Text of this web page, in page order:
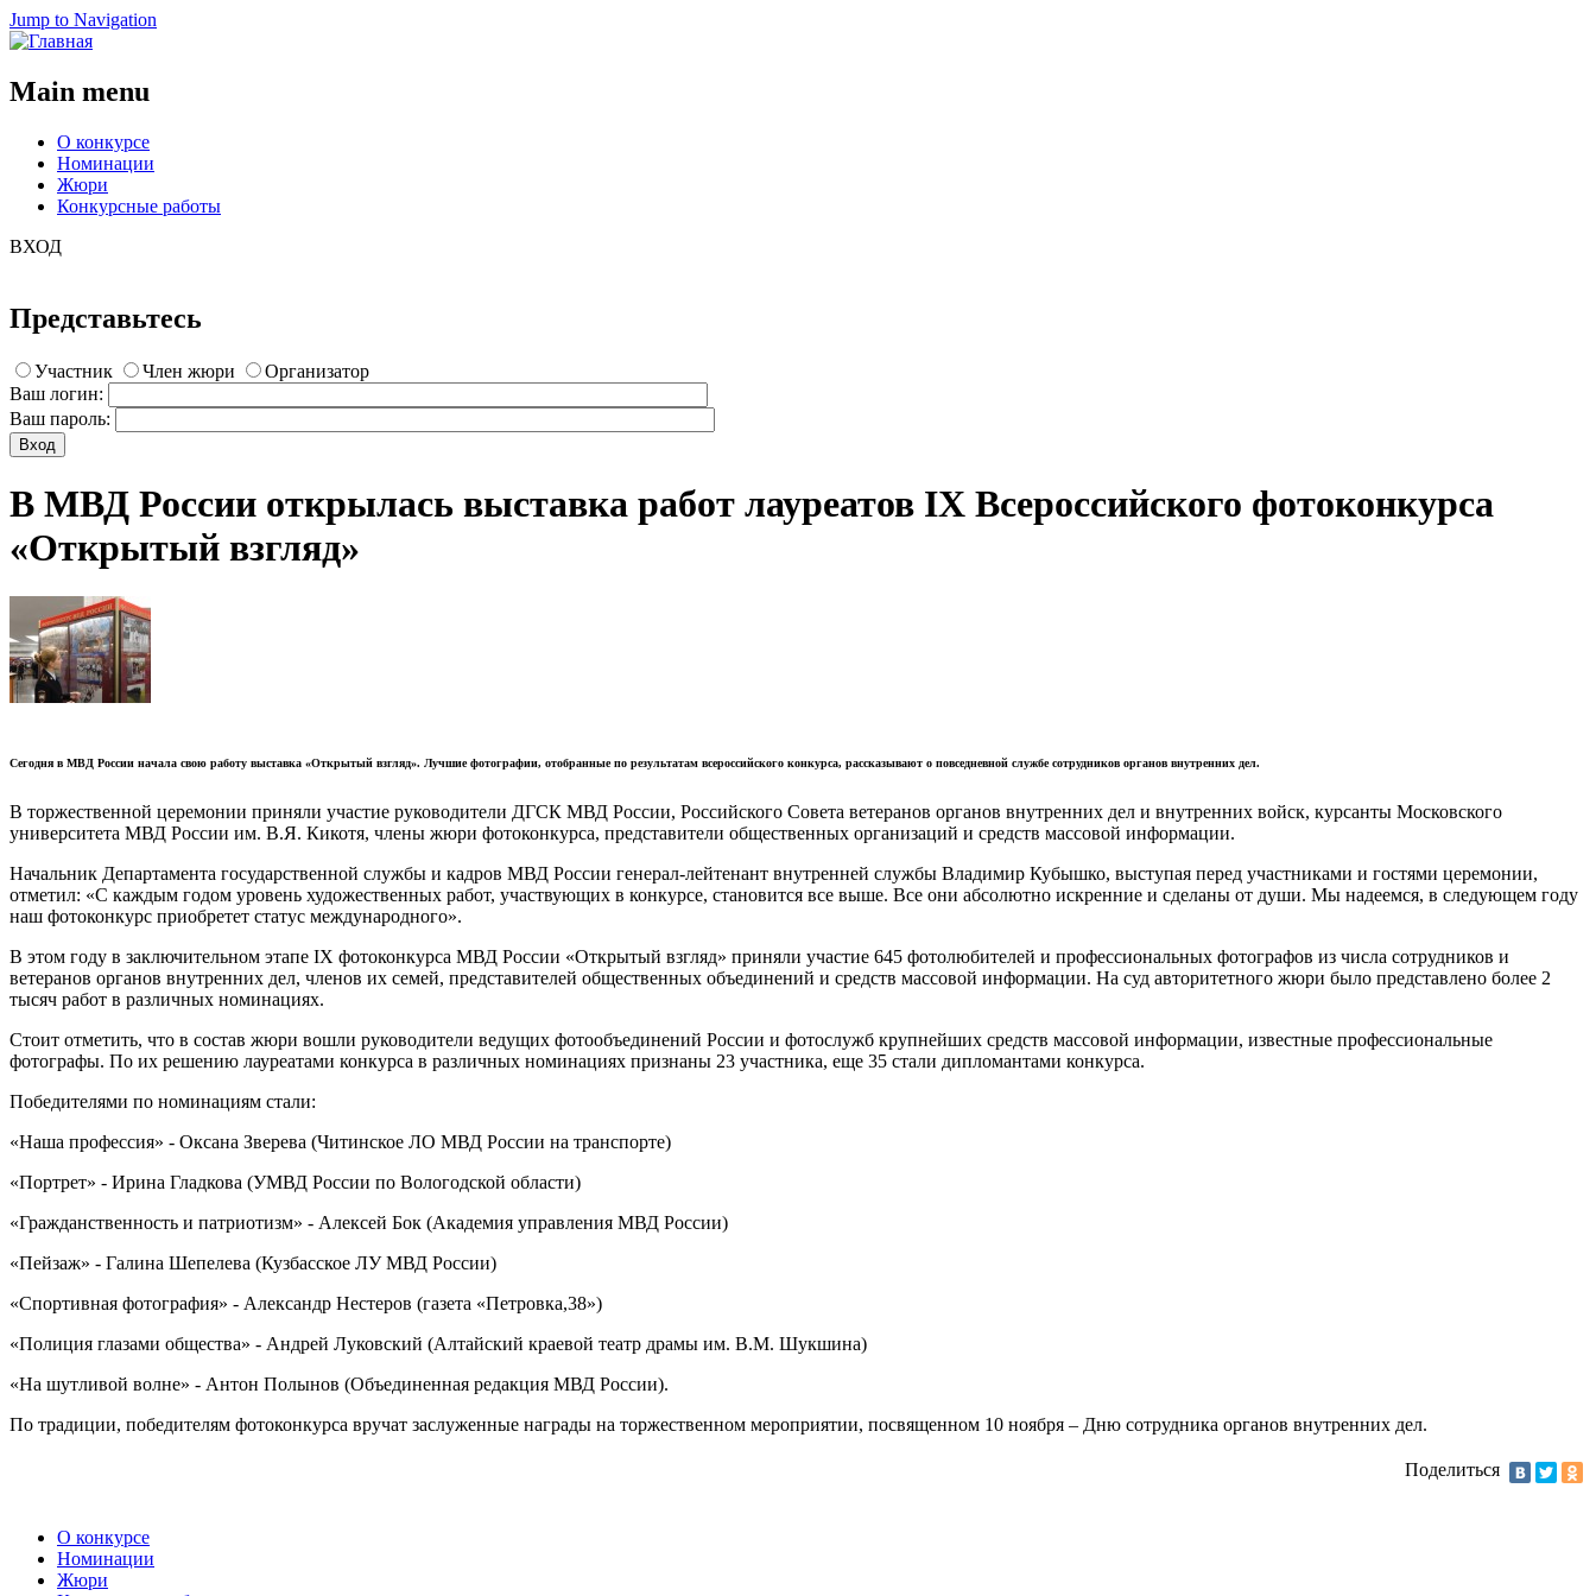
Jump to Navigation
Main menu
О конкурсе
Номинации
Жюри
Конкурсные работы
ВХОД
Представьтесь
Участник Член жюри
Организатор
Ваш логин:
Ваш пароль:
В МВД России открылась выставка работ лауреатов IX Всероссийского фотоконкурса
«Открытый взгляд»
Сегодня в МВД России начала свою работу выставка «Открытый взгляд». Лучшие фотографии, отобранные по результатам всероссийского конкурса, рассказывают о повседневной службе сотрудников органов внутренних дел.
В торжественной церемонии приняли участие руководители ДГСК МВД России, Российского Совета ветеранов органов внутренних дел и внутренних войск, курсанты Московского
университета МВД России им. В.Я. Кикотя, члены жюри фотоконкурса, представители общественных организаций и средств массовой информации.
Начальник Департамента государственной службы и кадров МВД России генерал-лейтенант внутренней службы Владимир Кубышко, выступая перед участниками и гостями церемонии,
отметил: «С каждым годом уровень художественных работ, участвующих в конкурсе, становится все выше. Все они абсолютно искренние и сделаны от души. Мы надеемся, в следующем году
наш фотоконкурс приобретет статус международного».
В этом году в заключительном этапе IX фотоконкурса МВД России «Открытый взгляд» приняли участие 645 фотолюбителей и профессиональных фотографов из числа сотрудников и
ветеранов органов внутренних дел, членов их семей, представителей общественных объединений и средств массовой информации. На суд авторитетного жюри было представлено более 2
тысяч работ в различных номинациях.
Стоит отметить, что в состав жюри вошли руководители ведущих фотообъединений России и фотослужб крупнейших средств массовой информации, известные профессиональные
фотографы. По их решению лауреатами конкурса в различных номинациях признаны 23 участника, еще 35 стали дипломантами конкурса.
Победителями по номинациям стали:
«Наша профессия» - Оксана Зверева (Читинское ЛО МВД России на транспорте)
«Портрет» - Ирина Гладкова (УМВД России по Вологодской области)
«Гражданственность и патриотизм» - Алексей Бок (Академия управления МВД России)
«Пейзаж» - Галина Шепелева (Кузбасское ЛУ МВД России)
«Спортивная фотография» - Александр Нестеров (газета «Петровка,38»)
«Полиция глазами общества» - Андрей Луковский (Алтайский краевой театр драмы им. В.М. Шукшина)
«На шутливой волне» - Антон Полынов (Объединенная редакция МВД России).
По традиции, победителям фотоконкурса вручат заслуженные награды на торжественном мероприятии, посвященном 10 ноября – Дню сотрудника органов внутренних дел.
Поделиться
О конкурсе
Номинации
Жюри